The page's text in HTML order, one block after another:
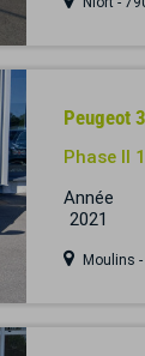
Peugeot
Phase II
Année
2021
Moulins